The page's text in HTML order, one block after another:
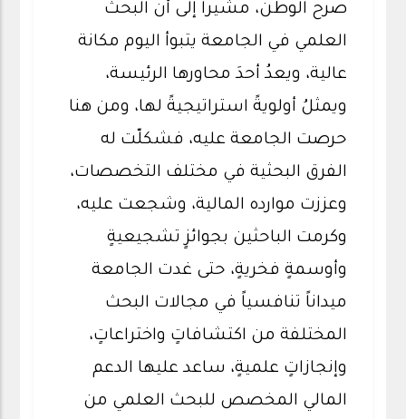
صرح الوطن، مشيرا إلى أن البحث
العلمي في الجامعة يتبوأ اليوم مكانة
عالية، ويعدُ أحدَ محاورها الرئيسة،
ويمثلُ أولويةً استراتيجيةً لها، ومن هنا
حرصت الجامعة عليه، فشكلّت له
الفرق البحثية في مختلف التخصصات،
وعززت موارده المالية، وشجعت عليه،
وكرمت الباحثين بجوائزٍ تشجيعيةٍ
وأوسمةٍ فخريةٍ، حتى غدت الجامعة
ميداناً تنافسياً في مجالات البحث
المختلفة من اكتشافاتٍ واختراعاتٍ،
وإنجازاتٍ علميةٍ، ساعد عليها الدعم
المالي المخصص للبحث العلمي من